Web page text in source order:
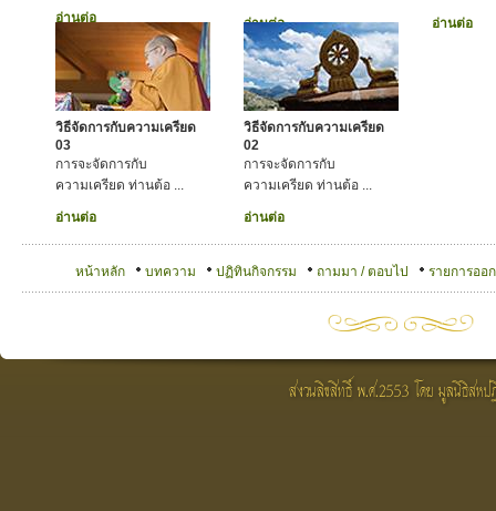
อ่านต่อ
อ่านต่อ อ่านต่อ
วิธีจัดการกับความเครียด
03
การจะจัดการกับ
ความเครียด ท่านต้อ ...
อ่านต่อ
วิธีจัดการกับความเครียด
02
การจะจัดการกับ
ความเครียด ท่านต้อ ...
อ่านต่อ
หน้าหลัก บทความ ปฏิทินกิจกรรม ถามมา / ตอบไป รายการออ